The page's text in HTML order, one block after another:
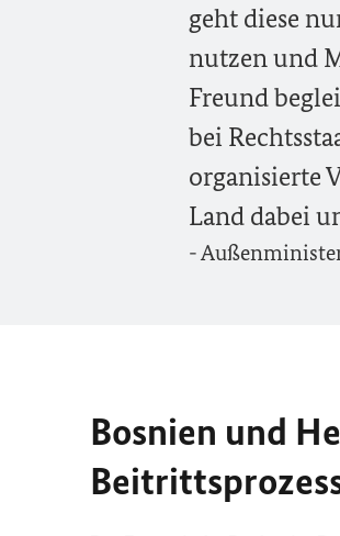
geht diese
nutzen und
Freund
bei
organisierte
Land dabei
-
Bosnien und